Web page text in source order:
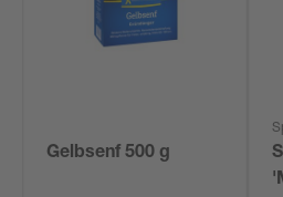
Gelbsenf 500 g